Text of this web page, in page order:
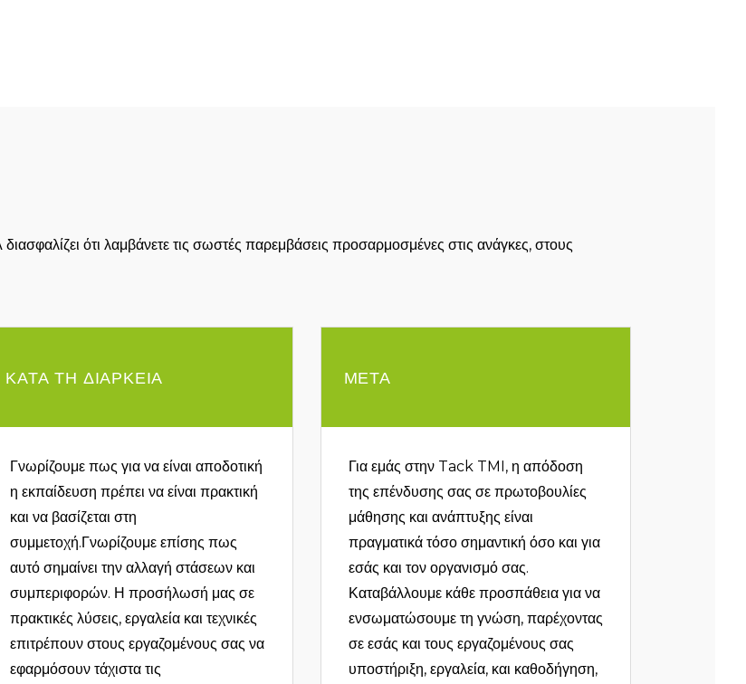
ότι λαμβάνετε τις σωστές παρεμβάσεις προσαρμοσμένες στις ανάγκες, στους
ΚΑΤΑ ΤΗ ΔΙΑΡΚΕΙΑ
Γνωρίζουμε πως για να είναι αποδοτική
η εκπαίδευση πρέπει να είναι πρακτική
και να βασίζεται στη
συμμετοχή.Γνωρίζουμε επίσης πως
αυτό σημαίνει την αλλαγή στάσεων και
συμπεριφορών. Η προσήλωσή μας σε
πρακτικές λύσεις, εργαλεία και τεχνικές
επιτρέπουν στους εργαζομένους σας να
εφαρμόσουν τάχιστα τις
ΜΕΤΑ
Για εμάς στην Tack TMI, η απόδοση
της επένδυσης σας σε πρωτοβουλίες
μάθησης και ανάπτυξης είναι
πραγματικά τόσο σημαντική όσο και για
εσάς και τον οργανισμό σας.
Καταβάλλουμε κάθε προσπάθεια για να
ενσωματώσουμε τη γνώση, παρέχοντας
σε εσάς και τους εργαζομένους σας
υποστήριξη, εργαλεία, και καθοδήγηση,